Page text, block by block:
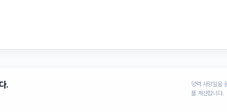
.
양력 사망일을
를 계산합니다.